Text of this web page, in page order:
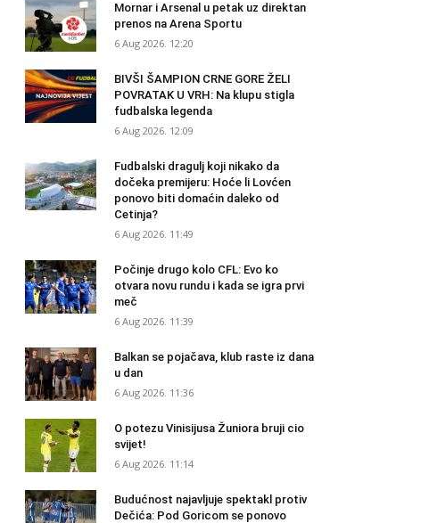
Mornar i Arsenal u petak uz direktan
prenos na Arena Sportu
6 Aug 2026. 12:20
BIVŠI ŠAMPION CRNE GORE ŽELI
POVRATAK U VRH: Na klupu stigla
fudbalska legenda
6 Aug 2026. 12:09
Fudbalski dragulj koji nikako da
dočeka premijeru: Hoće li Lovćen
ponovo biti domaćin daleko od
Cetinja?
6 Aug 2026. 11:49
Počinje drugo kolo CFL: Evo ko
otvara novu rundu i kada se igra prvi
meč
6 Aug 2026. 11:39
Balkan se pojačava, klub raste iz dana
u dan
6 Aug 2026. 11:36
O potezu Vinisijusa Žuniora bruji cio
svijet!
6 Aug 2026. 11:14
Budućnost najavljuje spektakl protiv
Dečića: Pod Goricom se ponovo